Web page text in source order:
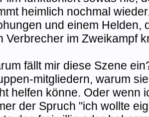
heimlich nochmal
und einem Helden,
Verbrecher im Zweikampf
fällt mir diese Szene
mitgliedern, warum
helfen könne. Oder wenn
der Spruch "ich wollte